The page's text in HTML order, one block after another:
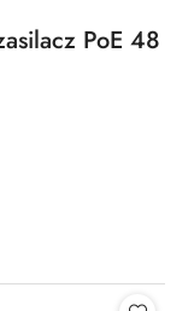
PoE 48